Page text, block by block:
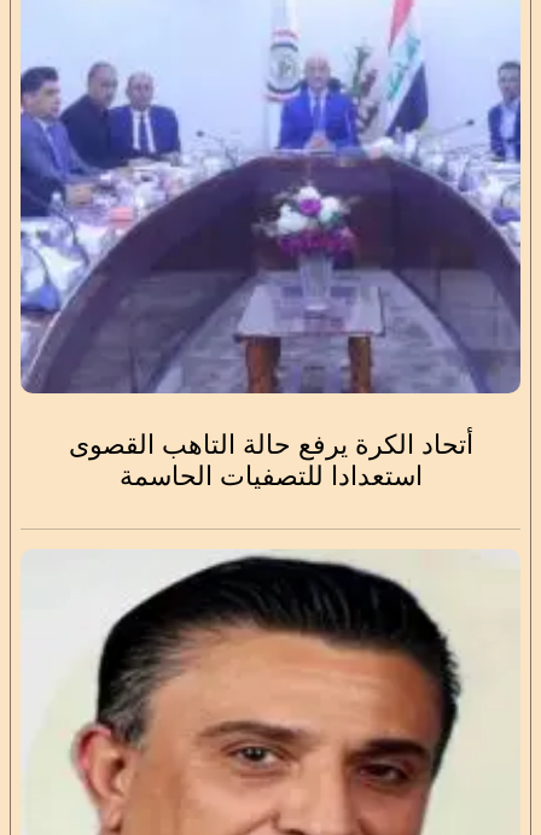
أتحاد الكرة يرفع حالة التاهب القصوى
استعدادا للتصفيات الحاسمة